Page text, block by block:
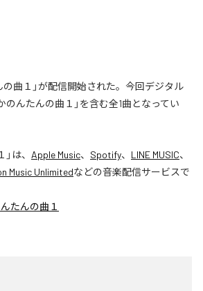
の曲１」が配信開始された。今回デジタル
のんたんの曲１」を含む全1曲となってい
」は、 Apple Music、 Spotify、 LINE MUSIC、
Music Unlimitedなどの音楽配信サービスで
たんの曲１